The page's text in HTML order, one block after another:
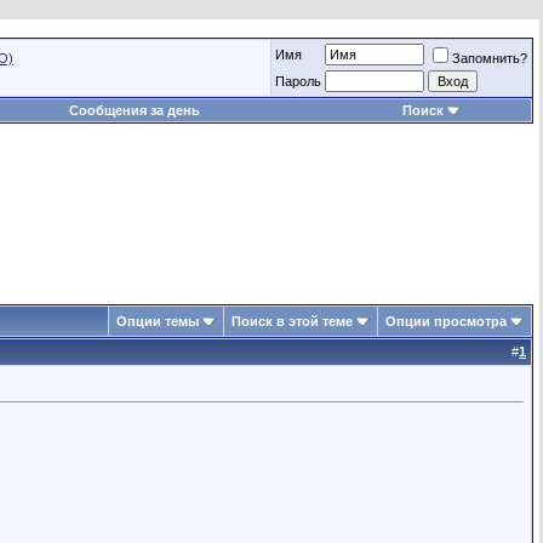
Имя
Запомнить?
Пароль
Сообщения за день
Поиск
Опции темы Поиск в этой теме Опции просмотра
#1